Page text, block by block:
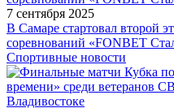
7 сентября 2025
В Самаре стартовал второй
соревнований «FONBET
Спортивные новости